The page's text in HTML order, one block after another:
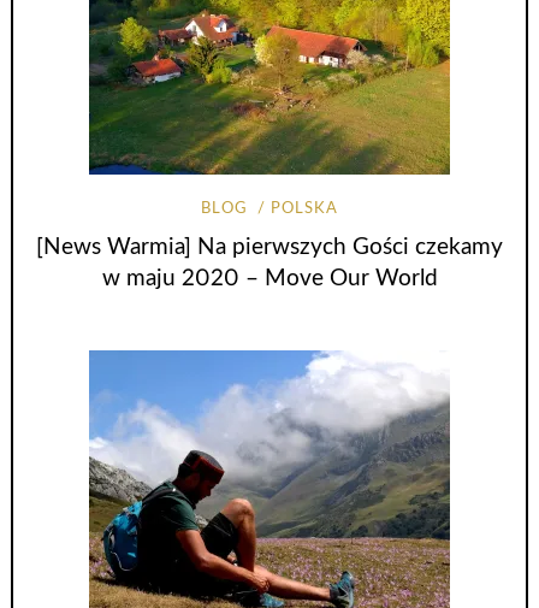
BLOG POLSKA
[News Warmia] Na pierwszych Gości czekamy
w maju 2020 – Move Our World